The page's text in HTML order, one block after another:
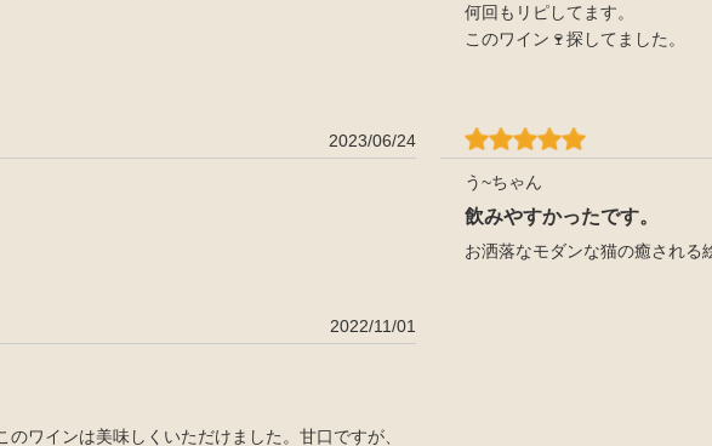
何回もリピしてます。
このワイン🍷探してました。
2023/06/24
う~ちゃん
飲みやすかったです。
お洒落なモダンな猫の癒される
2022/11/01
ワインは美味しくいただけました。甘口ですが、